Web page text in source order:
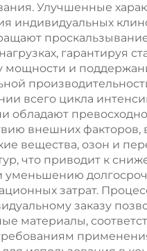
Улучшенные
индивидуальных
гарантируя
мощности и
всего цикла
обладают
внешних факторов,
вещества, озон и
что приводит к
уменьшению
затрат.
заказу
материалы,